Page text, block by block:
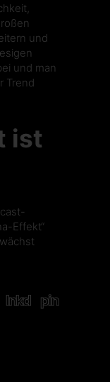
und
und man
Trend
ist
Effekt“
lnkd pin